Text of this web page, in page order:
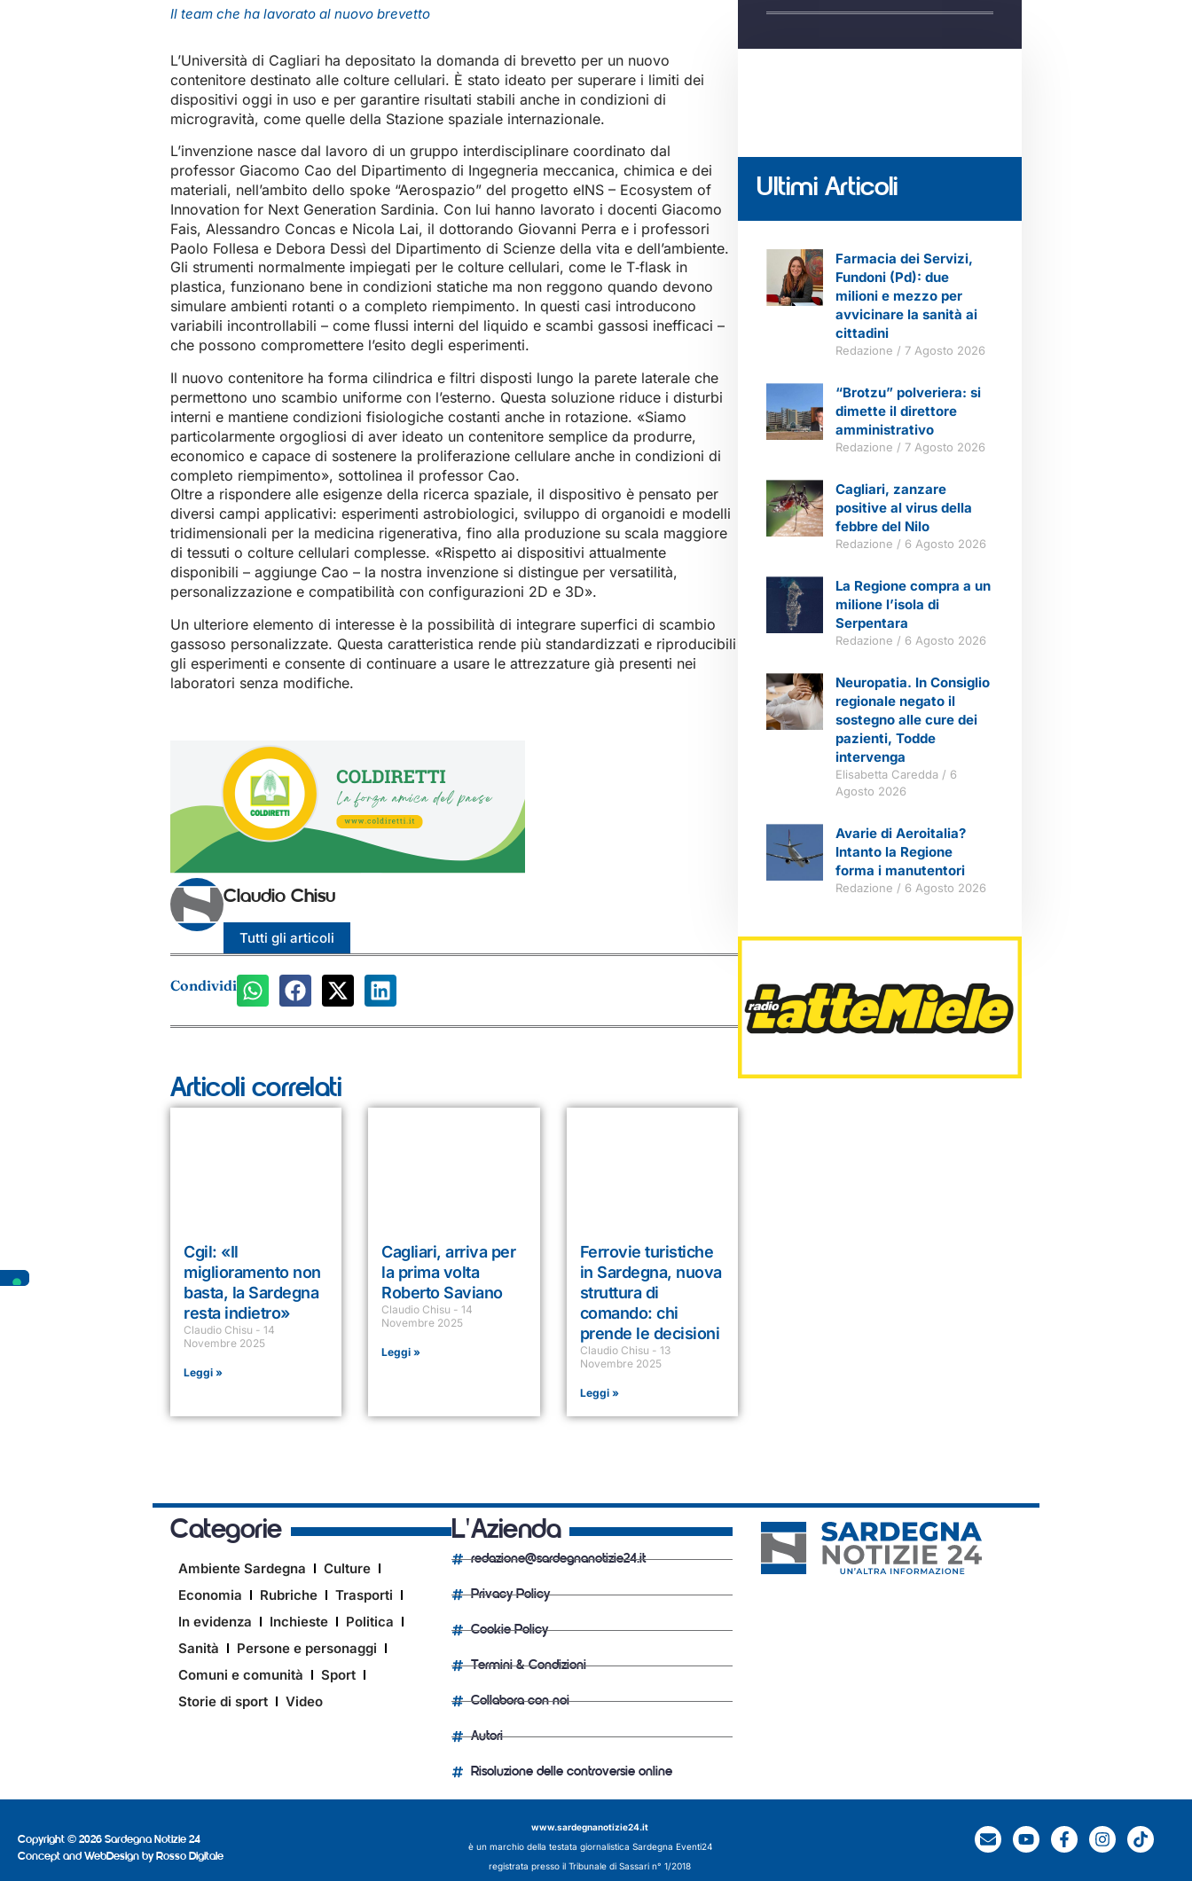
Il team che ha lavorato al nuovo brevetto
L’Università di Cagliari ha depositato la domanda di brevetto per un nuovo
contenitore destinato alle colture cellulari. È stato ideato per superare i limiti dei
dispositivi oggi in uso e per garantire risultati stabili anche in condizioni di
microgravità, come quelle della Stazione spaziale internazionale.
L’invenzione nasce dal lavoro di un gruppo interdisciplinare coordinato dal
professor Giacomo Cao del Dipartimento di Ingegneria meccanica, chimica e dei
materiali, nell’ambito dello spoke “Aerospazio” del progetto eINS – Ecosystem of
Innovation for Next Generation Sardinia. Con lui hanno lavorato i docenti Giacomo
Fais, Alessandro Concas e Nicola Lai, il dottorando Giovanni Perra e i professori
Paolo Follesa e Debora Dessì del Dipartimento di Scienze della vita e dell’ambiente.
Gli strumenti normalmente impiegati per le colture cellulari, come le T‑flask in
plastica, funzionano bene in condizioni statiche ma non reggono quando devono
simulare ambienti rotanti o a completo riempimento. In questi casi introducono
variabili incontrollabili – come flussi interni del liquido e scambi gassosi inefficaci –
che possono compromettere l’esito degli esperimenti.
Il nuovo contenitore ha forma cilindrica e filtri disposti lungo la parete laterale che
permettono uno scambio uniforme con l’esterno. Questa soluzione riduce i disturbi
interni e mantiene condizioni fisiologiche costanti anche in rotazione. «Siamo
particolarmente orgogliosi di aver ideato un contenitore semplice da produrre,
economico e capace di sostenere la proliferazione cellulare anche in condizioni di
completo riempimento», sottolinea il professor Cao.
Oltre a rispondere alle esigenze della ricerca spaziale, il dispositivo è pensato per
diversi campi applicativi: esperimenti astrobiologici, sviluppo di organoidi e modelli
tridimensionali per la medicina rigenerativa, fino alla produzione su scala maggiore
di tessuti o colture cellulari complesse. «Rispetto ai dispositivi attualmente
disponibili – aggiunge Cao – la nostra invenzione si distingue per versatilità,
personalizzazione e compatibilità con configurazioni 2D e 3D».
Un ulteriore elemento di interesse è la possibilità di integrare superfici di scambio
gassoso personalizzate. Questa caratteristica rende più standardizzati e riproducibili
gli esperimenti e consente di continuare a usare le attrezzature già presenti nei
laboratori senza modifiche.
Claudio Chisu
Tutti gli articoli
Condividi
Articoli correlati
Cgil: «Il
miglioramento non
basta, la Sardegna
resta indietro»
Claudio Chisu
14
Novembre 2025
Leggi »
Cagliari, arriva per
la prima volta
Roberto Saviano
Claudio Chisu
14
Novembre 2025
Leggi »
Ferrovie turistiche
in Sardegna, nuova
struttura di
comando: chi
prende le decisioni
Claudio Chisu
13
Novembre 2025
Leggi »
Ultimi Articoli
Farmacia dei Servizi,
Fundoni (Pd): due
milioni e mezzo per
avvicinare la sanità ai
cittadini
Redazione 7 Agosto 2026
“Brotzu” polveriera: si
dimette il direttore
amministrativo
Redazione 7 Agosto 2026
Cagliari, zanzare
positive al virus della
febbre del Nilo
Redazione 6 Agosto 2026
La Regione compra a un
milione l’isola di
Serpentara
Redazione 6 Agosto 2026
Neuropatia. In Consiglio
regionale negato il
sostegno alle cure dei
pazienti, Todde
intervenga
Elisabetta Caredda
6
Agosto 2026
Avarie di Aeroitalia?
Intanto la Regione
forma i manutentori
Redazione 6 Agosto 2026
Categorie
Ambiente Sardegna
Culture
Economia
Rubriche
Trasporti
In evidenza
Inchieste
Politica
Sanità
Persone e personaggi
Comuni e comunità
Sport
Storie di sport
Video
L'Azienda
redazione@sardegnanotizie24.it
Privacy Policy
Cookie Policy
Termini & Condizioni
Collabora con noi
Autori
Risoluzione delle controversie online
Copyright © 2026 Sardegna Notizie 24
Concept and WebDesign by Rosso Digitale
www.sardegnanotizie24.it
è un marchio della testata giornalistica Sardegna Eventi24
registrata presso il Tribunale di Sassari n° 1/2018